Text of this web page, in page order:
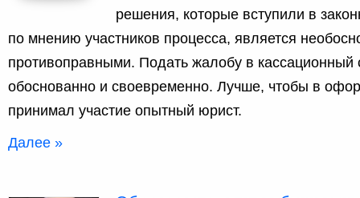
решения, которые вступили в
по мнению участников процесса, является
противоправными. Подать жалобу в кассационный
обоснованно и своевременно. Лучше, чтобы в
принимал участие опытный юрист.
Далее »